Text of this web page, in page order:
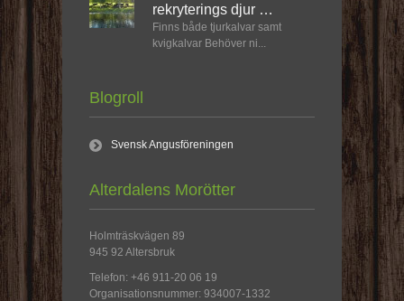
rekryterings djur …
Finns både tjurkalvar samt
kvigkalvar Behöver ni...
Blogroll
Svensk Angusföreningen
Alterdalens Morötter
Holmträskvägen 89
945 92 Altersbruk
Telefon: +46 911-20 06 19
Organisationsnummer: 934007-1332